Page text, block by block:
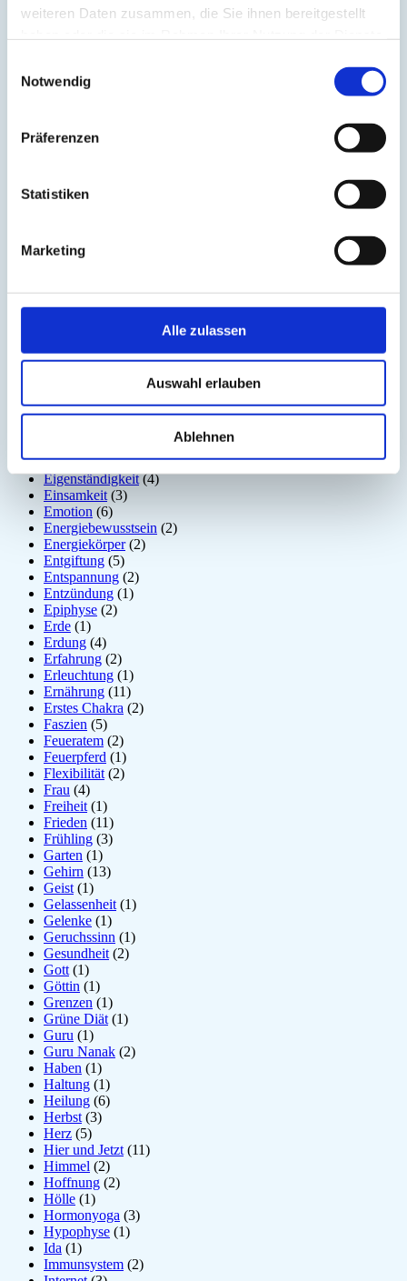
weiteren Daten zusammen, die Sie ihnen bereitgestellt
Notwendig
Präferenzen
Statistiken
Marketing
Alle zulassen
Auswahl erlauben
Ablehnen
Ayurveda(6)
Balance(5)
Berührung
Bewusstsein
Body-Positivity
Chinesische Astrologie
Darm(2)
Detox(5)
Drittes Auge(1)
Ehrerbietung(2)
Eigenständigkeit(4)
Einsamkeit (3)
Emotion (6)
Energiebewusstsein (2)
Energiekörper(2)
Entgiftung (5)
Entspannung (2)
Entzündung (1)
Epiphyse (2)
Erde (1)
Erdung (4)
Erfahrung (2)
Erleuchtung (1)
Ernährung (11)
Erstes Chakra (2)
Faszien (5)
Feueratem (2)
Feuerpferd (1)
Flexibilität (2)
Frau (4)
Freiheit (1)
Frieden (11)
Frühling (3)
Garten (1)
Gehirn (13)
Geist (1)
Gelassenheit (1)
Gelenke (1)
Geruchssinn (1)
Gesundheit (2)
Gott (1)
Göttin (1)
Grenzen (1)
Grüne Diät (1)
Guru (1)
Guru Nanak (2)
Haben (1)
Haltung (1)
Heilung (6)
Herbst (3)
Herz (5)
Hier und Jetzt (11)
Himmel (2)
Hoffnung (2)
Hölle (1)
Hormonyoga (3)
Hypophyse (1)
Ida (1)
Immunsystem (2)